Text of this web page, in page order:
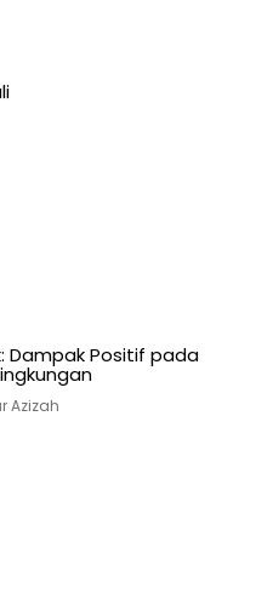
Dampak Positif pada
Azizah